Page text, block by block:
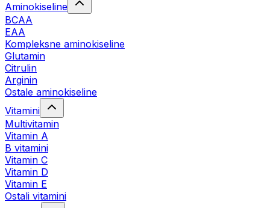
Aminokiseline
BCAA
EAA
Kompleksne aminokiseline
Glutamin
Citrulin
Arginin
Ostale aminokiseline
Vitamini
Multivitamin
Vitamin A
B vitamini
Vitamin C
Vitamin D
Vitamin E
Ostali vitamini